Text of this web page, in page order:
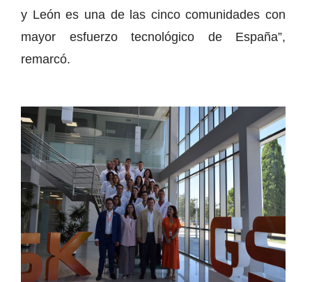
y León es una de las cinco comunidades con
mayor esfuerzo tecnológico de España”,
remarcó.